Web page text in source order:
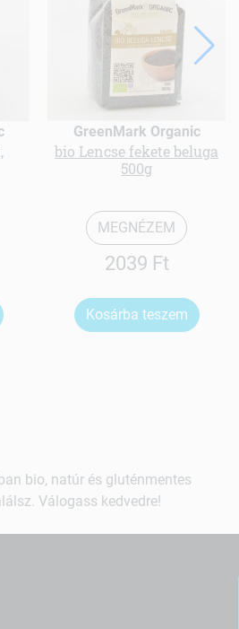
GreenMark Organic
bio Lencse fekete beluga
500g
MEGNÉZEM
2039 Ft
Kosárba teszem
bio, natúr és gluténmentes
Válogass kedvedre!